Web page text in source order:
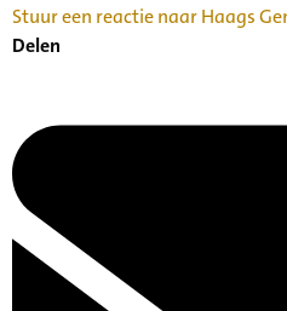
Stuur een reactie naar Haags
Delen